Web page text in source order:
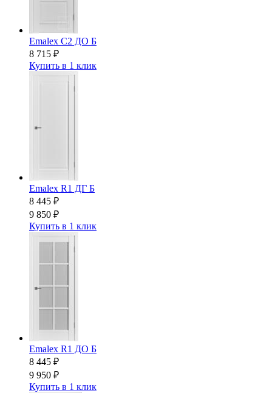
Emalex C2 ДО Б
8 715 ₽
Купить в 1 клик
Emalex R1 ДГ Б
8 445 ₽
9 850 ₽
Купить в 1 клик
Emalex R1 ДО Б
8 445 ₽
9 950 ₽
Купить в 1 клик